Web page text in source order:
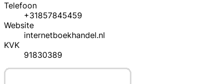
Telefoon
+31857845459
Website
internetboekhandel.nl
KVK
91830389